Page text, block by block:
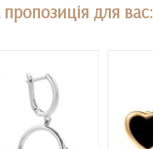
пропозиція для вас: